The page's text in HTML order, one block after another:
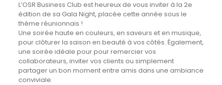
L’OSR Business Club est heureux de vous inviter à la 2e
édition de sa Gala Night, placée cette année sous le
thème réunionnais !
Une soirée haute en couleurs, en saveurs et en musique,
pour clôturer la saison en beauté à vos côtés. Également,
une soirée idéale pour pour remercier vos
collaborateurs, inviter vos clients ou simplement
partager un bon moment entre amis dans une ambiance
conviviale.